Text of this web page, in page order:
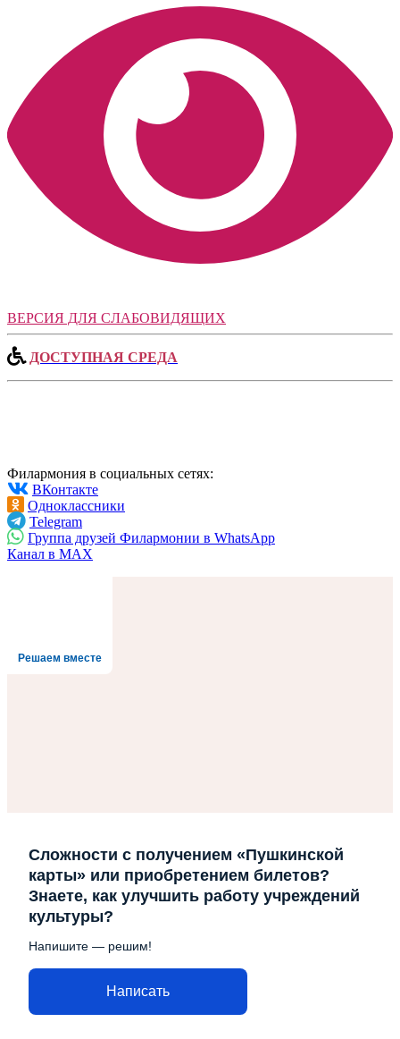
ВЕРСИЯ ДЛЯ СЛАБОВИДЯЩИХ
ДОСТУПНАЯ СРЕДА
Филармония в социальных сетях:
ВКонтакте
Одноклассники
Telegram
Группа друзей Филармонии в WhatsApp
Канал в MAX
Решаем вместе
Сложности с получением «Пушкинской
карты» или приобретением билетов?
Знаете, как улучшить работу учреждений
культуры?
Напишите — решим!
Написать